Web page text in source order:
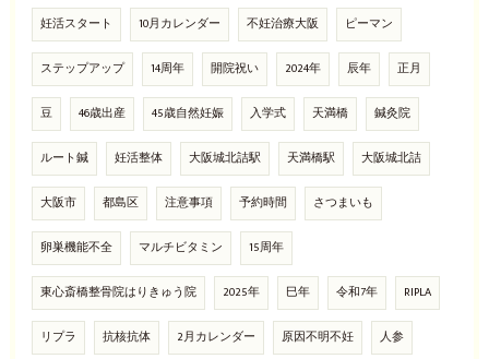
妊活スタート 10月カレンダー 不妊治療大阪 ピーマン
ステップアップ 14周年 開院祝い 2024年 辰年 正月
豆 46歳出産 45歳自然妊娠 入学式 天満橋 鍼灸院
ルート鍼 妊活整体 大阪城北詰駅 天満橋駅 大阪城北詰
大阪市 都島区 注意事項 予約時間 さつまいも
卵巣機能不全 マルチビタミン 15周年
東心斎橋整骨院はりきゅう院 2025年 巳年 令和7年 RIPLA
リプラ 抗核抗体 2月カレンダー 原因不明不妊 人参